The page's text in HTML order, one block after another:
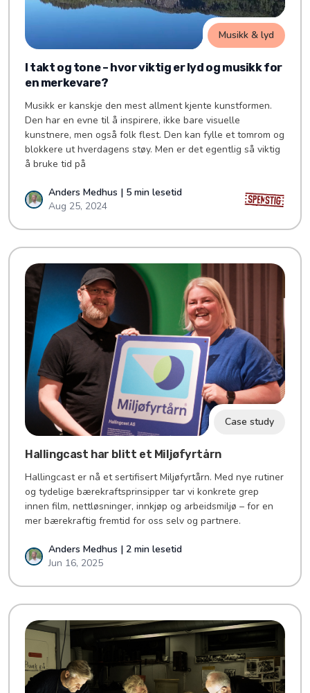
Musikk & lyd
I takt og tone – hvor viktig er lyd og musikk for
en merkevare?
Musikk er kanskje den mest allment kjente kunstformen.
Den har en evne til å inspirere, ikke bare visuelle
kunstnere, men også folk flest. Den kan fylle et tomrom og
blokkere ut hverdagens støy. Men er det egentlig så viktig
å bruke tid på
Anders Medhus | 5 min lesetid
Aug 25, 2024
Case study
Hallingcast har blitt et Miljøfyrtårn
Hallingcast er nå et sertifisert Miljøfyrtårn. Med nye rutiner
og tydelige bærekraftsprinsipper tar vi konkrete grep
innen film, nettløsninger, innkjøp og arbeidsmiljø – for en
mer bærekraftig fremtid for oss selv og partnere.
Anders Medhus | 2 min lesetid
Jun 16, 2025